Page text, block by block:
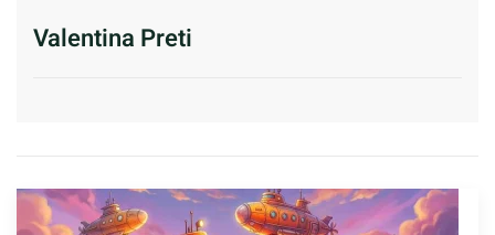
Valentina Preti